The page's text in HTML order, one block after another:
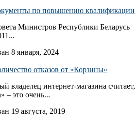
по повышению квалификации
Министров Республики Беларусь
8 января, 2024
отказов от «Корзины»
владелец интернет-магазина считает,
– это очень...
19 августа, 2019